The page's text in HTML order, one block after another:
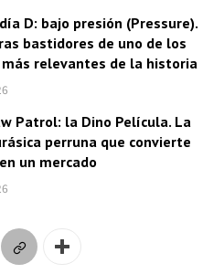
D: bajo presión (Pressure).
bastidores de uno de los
relevantes de la historia
Patrol: la Dino Película. La
perruna que convierte
un mercado